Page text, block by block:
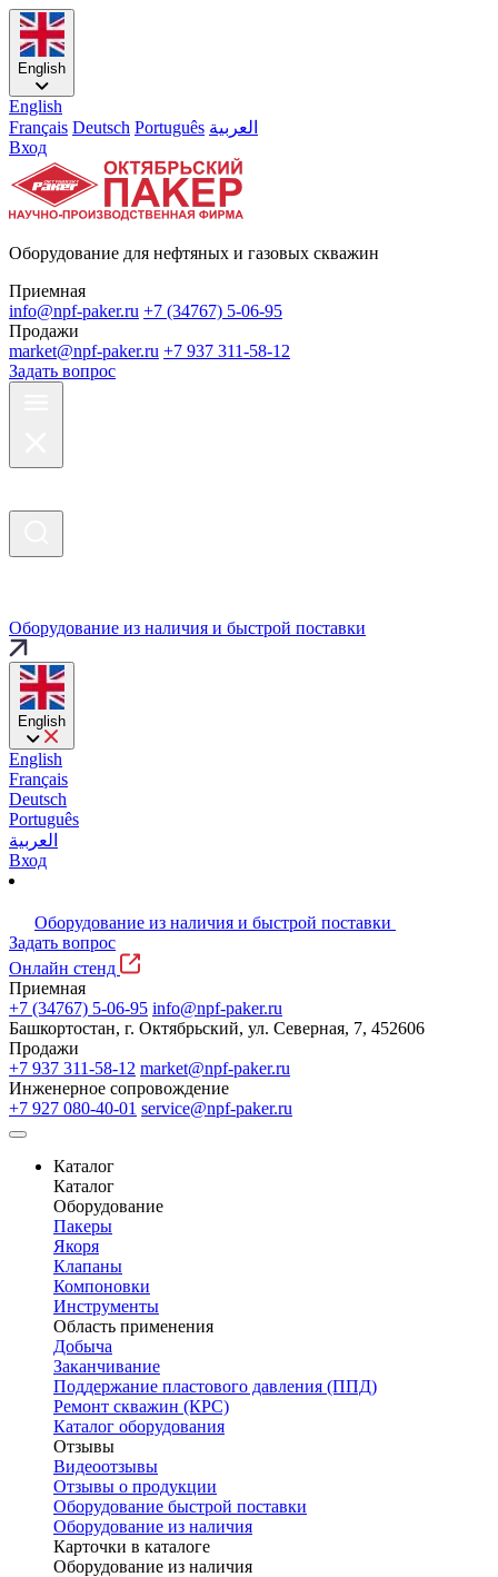
English
English
Français Deutsch Português العربية
Вход
Оборудование для нефтяных и газовых скважин
Приемная
info@npf-paker.ru +7 (34767) 5-06-95
Продажи
market@npf-paker.ru +7 937 311-58-12
Задать вопрос
Оборудование из наличия и быстрой поставки
English
English
Français
Deutsch
Português
العربية
Вход
Оборудование из наличия и быстрой поставки
Задать вопрос
Онлайн стенд
Приемная
+7 (34767) 5-06-95 info@npf-paker.ru
Башкортостан, г. Октябрьский, ул. Северная, 7, 452606
Продажи
+7 937 311-58-12 market@npf-paker.ru
Инженерное сопровождение
+7 927 080-40-01 service@npf-paker.ru
Каталог
Каталог
Оборудование
Пакеры
Якоря
Клапаны
Компоновки
Инструменты
Область применения
Добыча
Заканчивание
Поддержание пластового давления (ППД)
Ремонт скважин (КРС)
Каталог оборудования
Отзывы
Видеоотзывы
Отзывы о продукции
Оборудование быстрой поставки
Оборудование из наличия
Карточки в каталоге
Оборудование из наличия